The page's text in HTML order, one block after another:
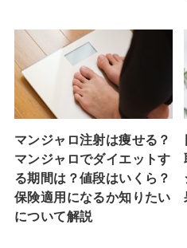
マンジャロ注射は痩せる？
マンジャロでダイエットす
る期間は？値段はいくら？
保険適用になるか知りたい
について解説